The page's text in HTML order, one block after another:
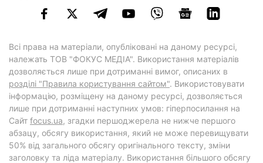
Всі права на матеріали, опубліковані на даному ресурсі,
належать ТОВ "ФОКУС МЕДІА". Використання матеріалів
дозволяється лише при дотриманні вимог, описаних в
розділі "Правила користування сайтом". Використовувати
інформацію, розміщену на даному ресурсі, дозволяється
лише при дотриманні наступних умов: гіперпосилання на
Cайт focus.ua, згадки першоджерела не нижче першого
абзацу, обсягу використання, який не може перевищувати
50% від загального обсягу оригінального тексту, зміни
заголовку та ліда матеріалу. Використання більшого обсягу